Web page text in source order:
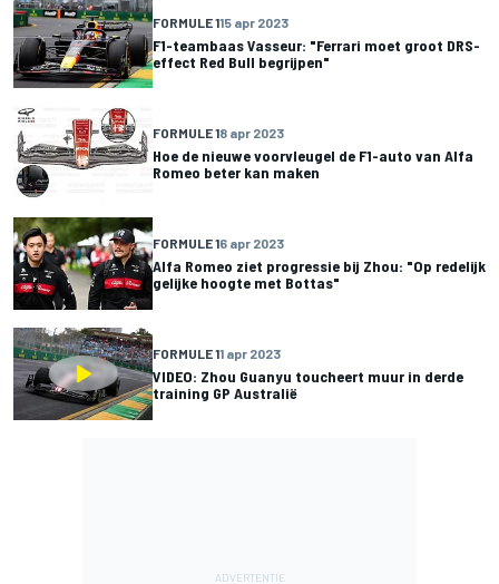
FORMULE 115 apr 2023
F1-teambaas Vasseur: "Ferrari moet groot DRS-
effect Red Bull begrijpen"
FORMULE 18 apr 2023
Hoe de nieuwe voorvleugel de F1-auto van Alfa
Romeo beter kan maken
FORMULE 16 apr 2023
Alfa Romeo ziet progressie bij Zhou: "Op redelijk
gelijke hoogte met Bottas"
FORMULE 11 apr 2023
VIDEO: Zhou Guanyu toucheert muur in derde
training GP Australië